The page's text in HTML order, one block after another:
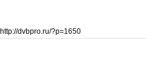
http://dvbpro.ru/?p=1650